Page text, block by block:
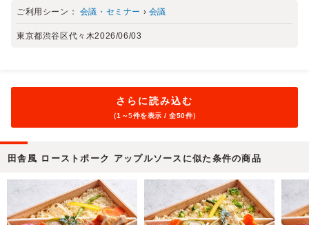
ご利用シーン： 会議・セミナー › 会議
東京都渋谷区代々木2026/06/03
さらに読み込む
（1～5件を表示 / 全50件）
田舎風 ローストポーク アップルソースに似た条件の商品